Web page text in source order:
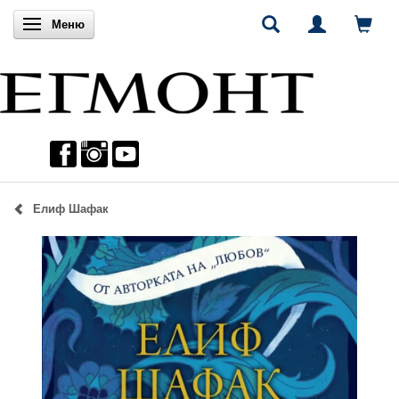
Включи навигацията
Меню
Елиф Шафак